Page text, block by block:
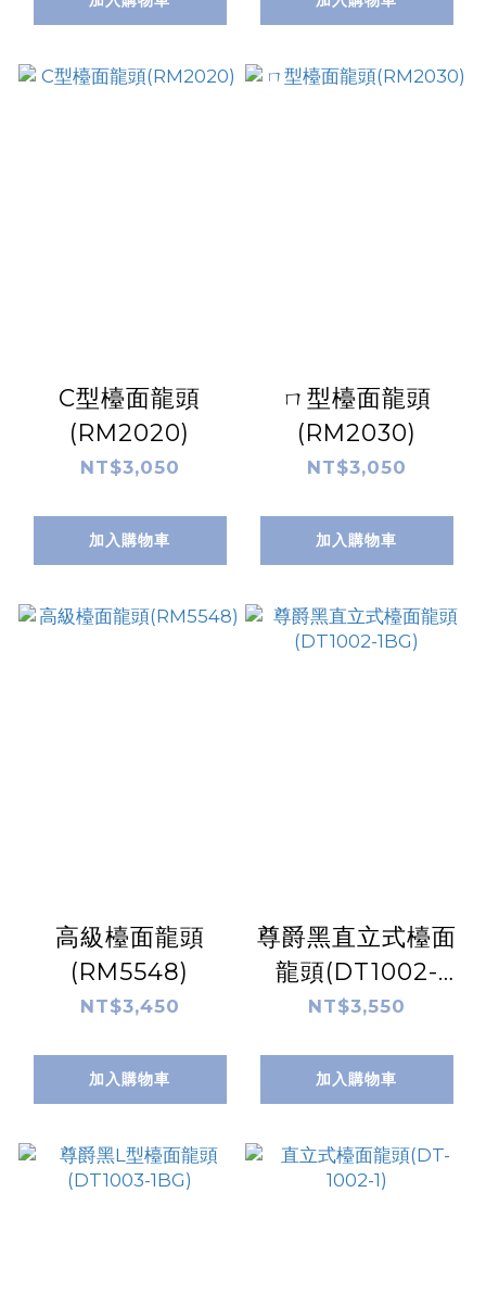
C型檯面龍頭
(RM2020)
NT$3,050
加入購物車
ㄇ型檯面龍頭
(RM2030)
NT$3,050
加入購物車
高級檯面龍頭
(RM5548)
NT$3,450
加入購物車
尊爵黑直立式檯面
龍頭(DT1002-
1BG)
NT$3,550
加入購物車